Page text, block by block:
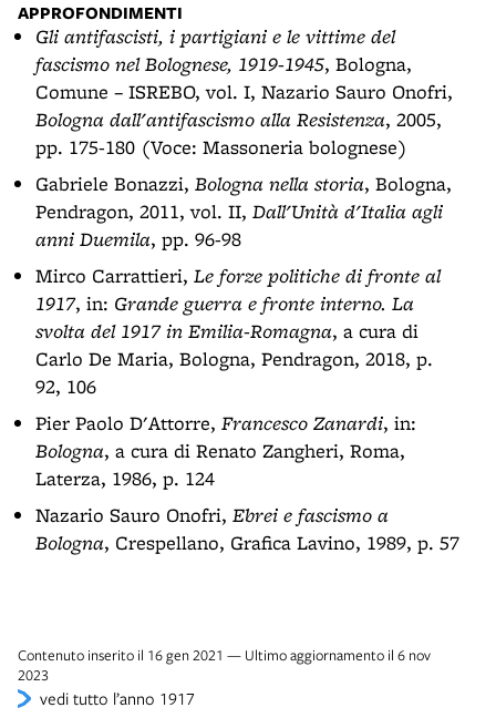
APPROFONDIMENTI
Gli antifascisti, i partigiani e le vittime del
fascismo nel Bolognese, 1919-1945, Bologna,
Comune – ISREBO, vol. I, Nazario Sauro Onofri,
Bologna dall'antifascismo alla Resistenza, 2005,
pp. 175-180 (Voce: Massoneria bolognese)
Gabriele Bonazzi, Bologna nella storia, Bologna,
Pendragon, 2011, vol. II, Dall'Unità d'Italia agli
anni Duemila, pp. 96-98
Mirco Carrattieri, Le forze politiche di fronte al
1917, in: Grande guerra e fronte interno. La
svolta del 1917 in Emilia-Romagna, a cura di
Carlo De Maria, Bologna, Pendragon, 2018, p.
92, 106
Pier Paolo D'Attorre, Francesco Zanardi, in:
Bologna, a cura di Renato Zangheri, Roma,
Laterza, 1986, p. 124
Nazario Sauro Onofri, Ebrei e fascismo a
Bologna, Crespellano, Grafica Lavino, 1989, p. 57
Contenuto inserito il 16 gen 2021 — Ultimo aggiornamento il 6 nov
2023
vedi tutto l’anno 1917